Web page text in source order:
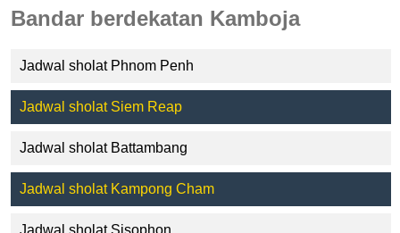
Bandar berdekatan Kamboja
Jadwal sholat Phnom Penh
Jadwal sholat Siem Reap
Jadwal sholat Battambang
Jadwal sholat Kampong Cham
Jadwal sholat Sisophon